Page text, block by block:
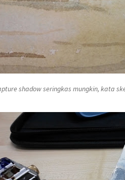
shadow seringkas mungkin, kata